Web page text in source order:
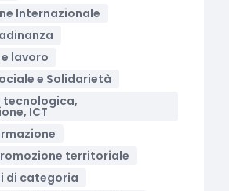
Internazionale
lavoro
e Solidarietà
tecnologica,
ICT
territoriale
di categoria